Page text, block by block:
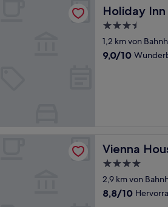
Holiday
Holiday Inn
3.5-
Sterne-
Unterkunft
1,2 km von
9.0
9,0/10
Vienna
Vienna House
4.0-
Sterne-
Unterkunft
2,9 km von
8.8
8,8/10